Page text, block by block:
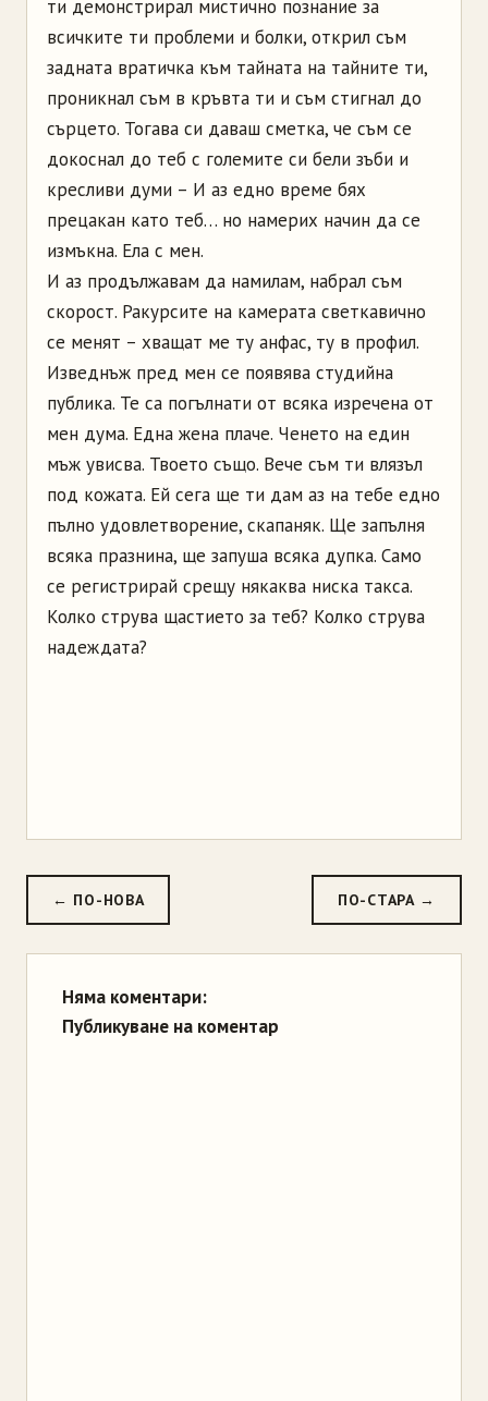
ти демонстрирал мистично познание за
всичките ти проблеми и болки, открил съм
задната вратичка към тайната на тайните ти,
проникнал съм в кръвта ти и съм стигнал до
сърцето. Тогава си даваш сметка, че съм се
докоснал до теб с големите си бели зъби и
кресливи думи – И аз едно време бях
прецакан като теб… но намерих начин да се
измъкна. Ела с мен.
И аз продължавам да намилам, набрал съм
скорост. Ракурсите на камерата светкавично
се менят – хващат ме ту анфас, ту в профил.
Изведнъж пред мен се появява студийна
публика. Те са погълнати от всяка изречена от
мен дума. Една жена плаче. Ченето на един
мъж увисва. Твоето също. Вече съм ти влязъл
под кожата. Ей сега ще ти дам аз на тебе едно
пълно удовлетворение, скапаняк. Ще запълня
всяка празнина, ще запуша всяка дупка. Само
се регистрирай срещу някаква ниска такса.
Колко струва щастието за теб? Колко струва
надеждата?
← ПО-НОВА ПО-СТАРА →
Няма коментари:
Публикуване на коментар